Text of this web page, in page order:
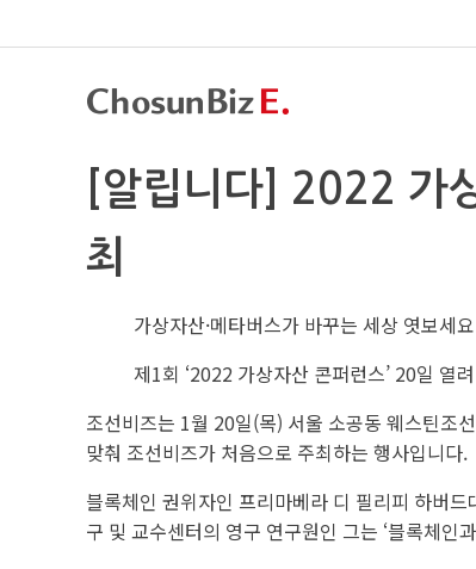
[알립니다] 2022 가
최
가상자산·메타버스가 바꾸는 세상 엿보세요
제1회 ‘2022 가상자산 콘퍼런스’ 20일 열려
조선비즈는 1월 20일(목) 서울 소공동 웨스틴조
맞춰 조선비즈가 처음으로 주최하는 행사입니다.
블록체인 권위자인 프리마베라 디 필리피 하버
구 및 교수센터의 영구 연구원인 그는 ‘블록체인